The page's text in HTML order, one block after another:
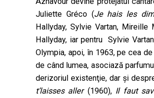
Juliette Gréco (Je hais les
Hallyday, Sylvie Vartan,
Hallyday, iar pentru Sylvie
Olympia, apoi, în 1963, pe cea
de când lumea, asociază
derizoriul existenţie, dar şi
t’laisses aller (1960), Il faut